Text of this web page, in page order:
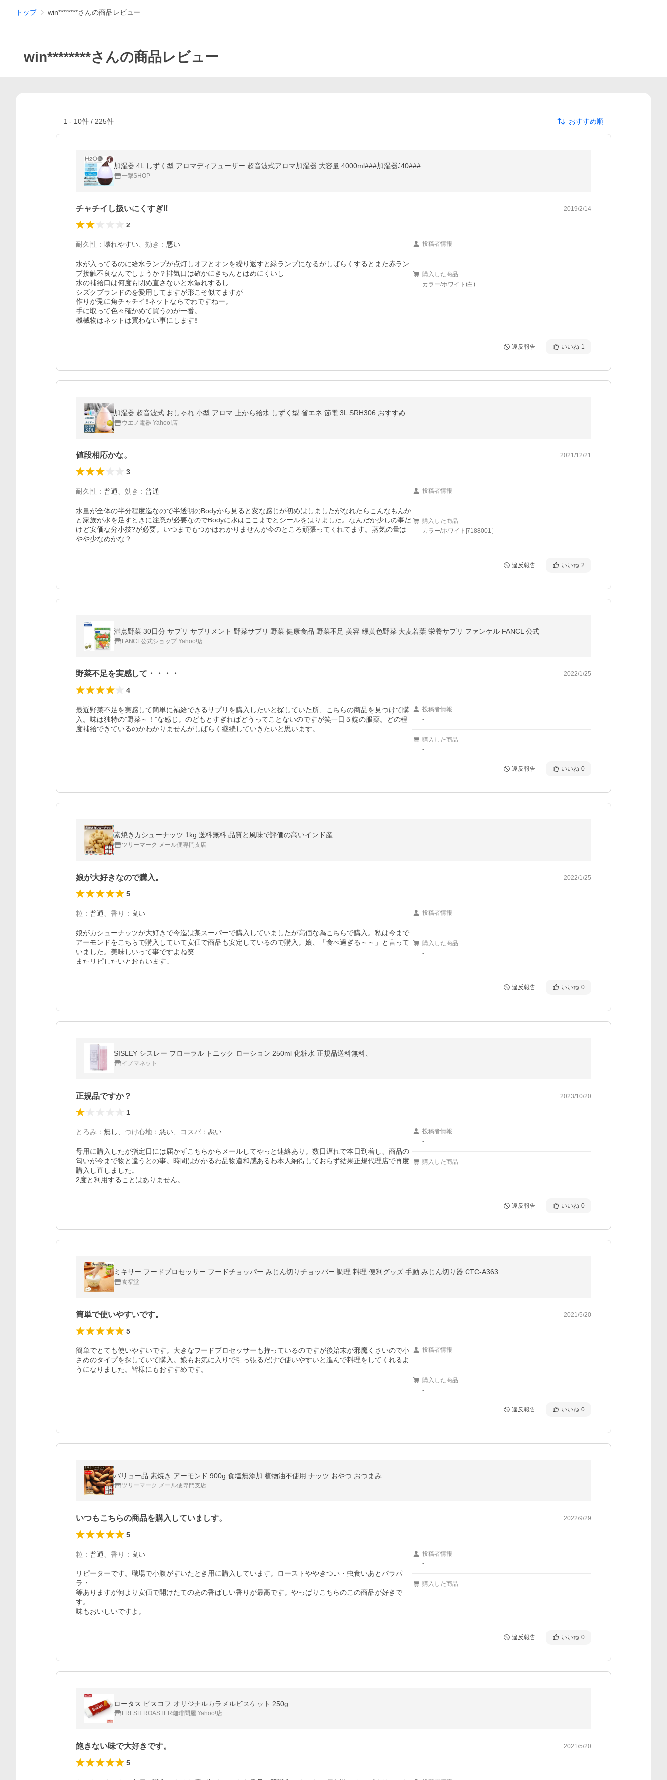
トップ win********さんの商品レビュー
win********さんの商品レビュー
1 - 10件 / 225件 おすすめ順
加湿器 4L しずく型 アロマディフューザー 超音波式アロマ加湿器 大容量 4000ml###加湿器J40###
一撃SHOP
チャチイし扱いにくすぎ‼️ 2019/2/14
2
耐久性 ： 壊れやすい 効き ： 悪い
水が入ってるのに給水ランプが点灯しオフとオンを繰り返すと緑ランプになるがしばらくするとまた赤ラン
プ接触不良なんでしょうか？排気口は確かにきちんとはめにくいし
水の補給口は何度も閉め直さないと水漏れするし
シズクブランドのを愛用してますが形こそ似てますが
作りが兎に角チャチイ‼️ネットならでわですねー。
手に取って色々確かめて買うのが一番。
機械物はネットは買わない事にします‼️
投稿者情報
-
購入した商品
カラー/ホワイト(白)
違反報告 いいね 1
加湿器 超音波式 おしゃれ 小型 アロマ 上から給水 しずく型 省エネ 節電 3L SRH306 おすすめ
ウエノ電器 Yahoo!店
値段相応かな。 2021/12/21
3
耐久性 ： 普通 効き ： 普通
水量が全体の半分程度迄なので半透明のBodyから見ると変な感じが初めはしましたがなれたらこんなもんか
と家族が水を足すときに注意が必要なのでBodyに水はここまでとシールをはりました。なんだか少しの事だ
けど安価な分小技?が必要。いつまでもつかはわかりませんが今のところ頑張ってくれてます。蒸気の量は
やや少なめかな？
投稿者情報
-
購入した商品
カラー/ホワイト[7188001］
違反報告 いいね 2
満点野菜 30日分 サプリ サプリメント 野菜サプリ 野菜 健康食品 野菜不足 美容 緑黄色野菜 大麦若葉 栄養サプリ ファンケル FANCL 公式
FANCL公式ショップ Yahoo!店
野菜不足を実感して・・・・ 2022/1/25
4
最近野菜不足を実感して簡単に補給できるサプリを購入したいと探していた所、こちらの商品を見つけて購
入。味は独特の”野菜～！”な感じ。のどもとすぎればどうってことないのですが笑一日５錠の服薬。どの程
度補給できているのかわかりませんがしばらく継続していきたいと思います。
投稿者情報
-
購入した商品
-
違反報告 いいね 0
素焼きカシューナッツ 1kg 送料無料 品質と風味で評価の高いインド産
ツリーマーク メール便専門支店
娘が大好きなので購入。 2022/1/25
5
粒 ： 普通 香り ： 良い
娘がカシューナッツが大好きで今迄は某スーパーで購入していましたが高価な為こちらで購入。私は今まで
アーモンドをこちらで購入していて安価で商品も安定しているので購入。娘、「食べ過ぎる～～」と言って
いました。美味しいって事ですよね笑
またリピしたいとおもいます。
投稿者情報
-
購入した商品
-
違反報告 いいね 0
SISLEY シスレー フローラル トニック ローション 250ml 化粧水 正規品送料無料、
イノマネット
正規品ですか？ 2023/10/20
1
とろみ ： 無し つけ心地 ： 悪い コスパ ： 悪い
母用に購入したが指定日には届かずこちらからメールしてやっと連絡あり。数日遅れで本日到着し、商品の
匂いが今まで物と違うとの事。時間はかかるわ品物違和感あるわ本人納得しておらず結果正規代理店で再度
購入し直しました。
2度と利用することはありません。
投稿者情報
-
購入した商品
-
違反報告 いいね 0
ミキサー フードプロセッサー フードチョッパー みじん切りチョッパー 調理 料理 便利グッズ 手動 みじん切り器 CTC-A363
食福堂
簡単で使いやすいです。 2021/5/20
5
簡単でとても使いやすいです。大きなフードプロセッサーも持っているのですが後始末が邪魔くさいので小
さめのタイプを探していて購入。娘もお気に入りで引っ張るだけで使いやすいと進んで料理をしてくれるよ
うになりました。皆様にもおすすめです。
投稿者情報
-
購入した商品
-
違反報告 いいね 0
バリュー品 素焼き アーモンド 900g 食塩無添加 植物油不使用 ナッツ おやつ おつまみ
ツリーマーク メール便専門支店
いつもこちらの商品を購入していましす。 2022/9/29
5
粒 ： 普通 香り ： 良い
リピーターです。職場で小腹がすいたとき用に購入しています。ローストややきつい・虫食いあとパラパ
ラ・
等ありますが何より安価で開けたてのあの香ばしい香りが最高です。やっぱりこちらのこの商品が好きで
す。
味もおいしいですよ。
投稿者情報
-
購入した商品
-
違反報告 いいね 0
ロータス ビスコフ オリジナルカラメルビスケット 250g
FRESH ROASTER珈琲問屋 Yahoo!店
飽きない味で大好きです。 2021/5/20
5